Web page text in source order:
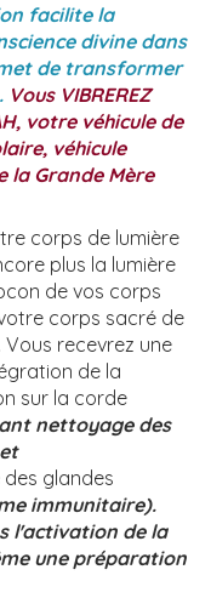
facilite la
divine dans
de transformer
Vous VIBREREZ
votre véhicule de
véhicule
la Grande Mère
corps de lumière
plus la lumière
de vos corps
corps sacré de
Vous recevrez une
de la
sur la corde
nettoyage des
glandes
immunitaire).
l'activation de la
une préparation